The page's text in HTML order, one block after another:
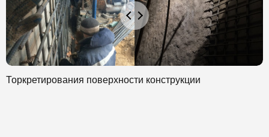
Торкретирования поверхности конструкции